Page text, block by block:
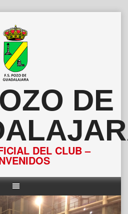
DE
DEL CLUB –